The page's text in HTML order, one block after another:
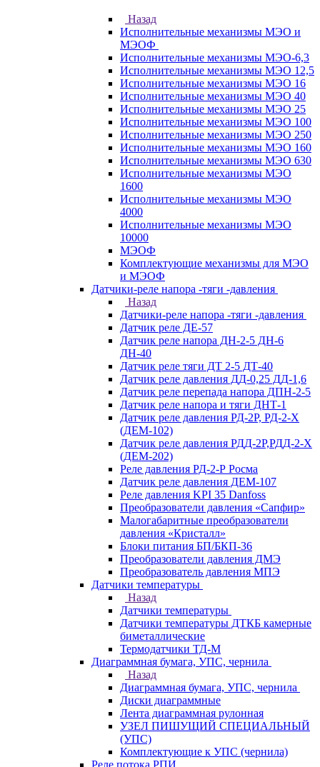
Назад
Исполнительные механизмы МЭО и
МЭОФ
Исполнительные механизмы МЭО-6,3
Исполнительные механизмы МЭО 12,5
Исполнительные механизмы МЭО 16
Исполнительные механизмы МЭО 40
Исполнительные механизмы МЭО 25
Исполнительные механизмы МЭО 100
Исполнительные механизмы МЭО 250
Исполнительные механизмы МЭО 160
Исполнительные механизмы МЭО 630
Исполнительные механизмы МЭО
1600
Исполнительные механизмы МЭО
4000
Исполнительные механизмы МЭО
10000
МЭОФ
Комплектующие механизмы для МЭО
и МЭОФ
Датчики-реле напора -тяги -давления
Назад
Датчики-реле напора -тяги -давления
Датчик реле ДЕ-57
Датчик реле напора ДН-2-5 ДН-6
ДН-40
Датчик реле тяги ДТ 2-5 ДТ-40
Датчик реле давления ДД-0,25 ДД-1,6
Датчик реле перепада напора ДПН-2-5
Датчик реле напора и тяги ДНТ-1
Датчик реле давления РД-2Р, РД-2-Х
(ДЕМ-102)
Датчик реле давления РДД-2Р,РДД-2-Х
(ДЕМ-202)
Реле давления РД-2-Р Росма
Датчик реле давления ДЕМ-107
Реле давления KPI 35 Danfoss
Преобразователи давления «Сапфир»
Малогабаритные преобразователи
давления «Кристалл»
Блоки питания БП/БКП-36
Преобразователи давления ДМЭ
Преобразователь давления МПЭ
Датчики температуры
Назад
Датчики температуры
Датчики температуры ДТКБ камерные
биметаллические
Термодатчики ТД-М
Диаграммная бумага, УПС, чернила
Назад
Диаграммная бумага, УПС, чернила
Диски диаграммные
Лента диаграммная рулонная
УЗЕЛ ПИШУЩИЙ СПЕЦИАЛЬНЫЙ
(УПС)
Комплектующие к УПС (чернила)
Реле потока РПИ